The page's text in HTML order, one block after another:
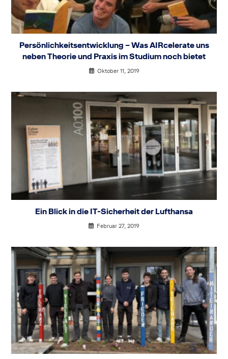
Persönlichkeitsentwicklung – Was AIRcelerate uns
neben Theorie und Praxis im Studium noch bietet
Oktober 11, 2019
Ein Blick in die IT-Sicherheit der Lufthansa
Februar 27, 2019